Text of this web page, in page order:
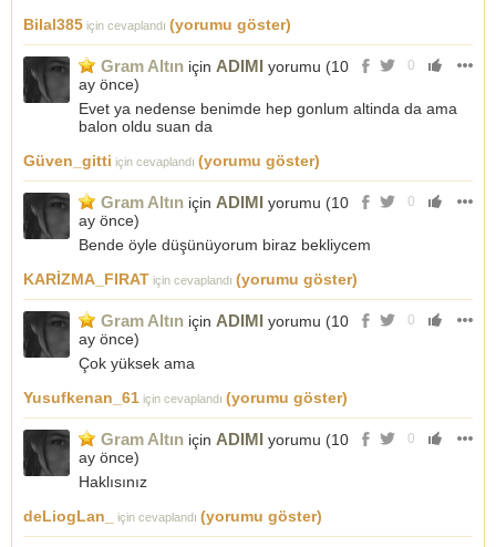
Bilal385 için cevaplandı (yorumu göster)
0
Gram Altın için ADIMI yorumu (10
ay önce)
Evet ya nedense benimde hep gonlum altinda da ama
balon oldu suan da
Güven_gitti için cevaplandı (yorumu göster)
0
Gram Altın için ADIMI yorumu (10
ay önce)
Bende öyle düşünüyorum biraz bekliycem
KARİZMA_FIRAT için cevaplandı (yorumu göster)
0
Gram Altın için ADIMI yorumu (10
ay önce)
Çok yüksek ama
Yusufkenan_61 için cevaplandı (yorumu göster)
0
Gram Altın için ADIMI yorumu (10
ay önce)
Haklısınız
deLiogLan_
için cevaplandı (yorumu göster)